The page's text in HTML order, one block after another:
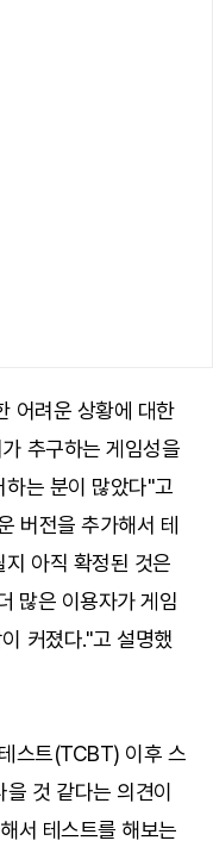
어려운 상황에 대한
추구하는 게임성을
는 분이 많았다"고
버전을 추가해서 테
아직 확정된 것은
많은 이용자가 게임
커졌다."고 설명했
스트(TCBT) 이후 스
것 같다는 의견이
서 테스트를 해보는